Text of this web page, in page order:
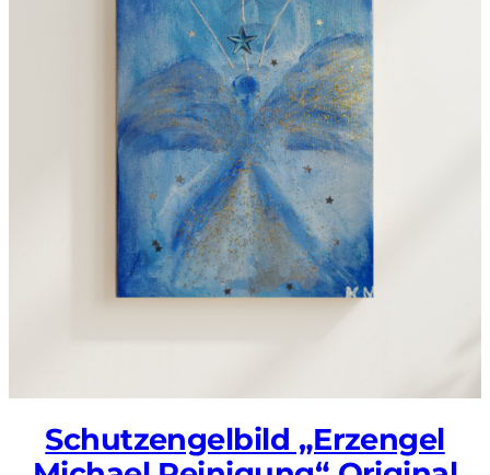
Schutzengelbild „Erzengel